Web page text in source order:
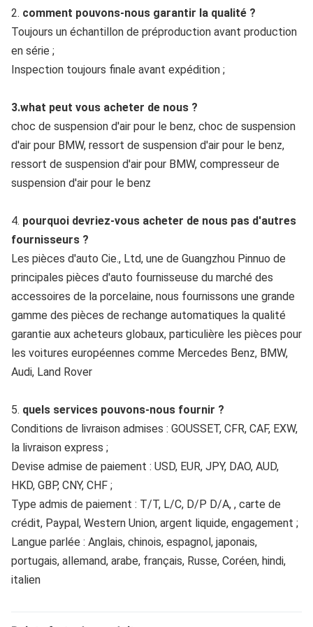
2. comment pouvons-nous garantir la qualité ?
Toujours un échantillon de préproduction avant production
en série ;
Inspection toujours finale avant expédition ;
3.what peut vous acheter de nous ?
choc de suspension d'air pour le benz, choc de suspension
d'air pour BMW, ressort de suspension d'air pour le benz,
ressort de suspension d'air pour BMW, compresseur de
suspension d'air pour le benz
4. pourquoi devriez-vous acheter de nous pas d'autres
fournisseurs ?
Les pièces d'auto Cie., Ltd, une de Guangzhou Pinnuo de
principales pièces d'auto fournisseuse du marché des
accessoires de la porcelaine, nous fournissons une grande
gamme des pièces de rechange automatiques la qualité
garantie aux acheteurs globaux, particulière les pièces pour
les voitures européennes comme Mercedes Benz, BMW,
Audi, Land Rover
5. quels services pouvons-nous fournir ?
Conditions de livraison admises : GOUSSET, CFR, CAF, EXW,
la livraison express ;
Devise admise de paiement : USD, EUR, JPY, DAO, AUD,
HKD, GBP, CNY, CHF ;
Type admis de paiement : T/T, L/C, D/P D/A, , carte de
crédit, Paypal, Western Union, argent liquide, engagement ;
Langue parlée : Anglais, chinois, espagnol, japonais,
portugais, allemand, arabe, français, Russe, Coréen, hindi,
italien